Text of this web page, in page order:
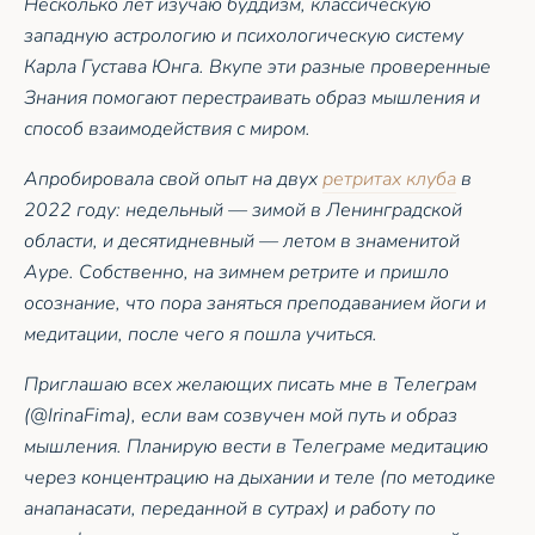
западную астрологию и психологическую систему
Карла Густава Юнга. Вкупе эти разные проверенные
Знания помогают перестраивать образ мышления и
способ взаимодействия с миром.
Апробировала свой опыт на двухретритах клубав
2022 году: недельный — зимой в Ленинградской
области, и десятидневный — летом в знаменитой
Ауре. Собственно, на зимнем ретрите и пришло
осознание, что пора заняться преподаванием йоги и
медитации, после чего я пошла учиться.
Приглашаю всех желающих писать мне в Телеграм
(@IrinaFima), если вам созвучен мой путь и образ
мышления. Планирую вести в Телеграме медитацию
через концентрацию на дыхании и теле (по методике
анапанасати, переданной в сутрах) и работу по